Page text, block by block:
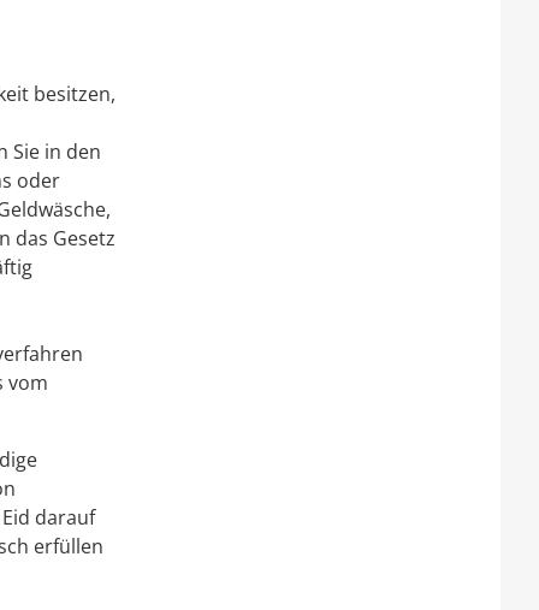
besitzen,
Sie in den
oder
das Gesetz
vom
darauf
erfüllen